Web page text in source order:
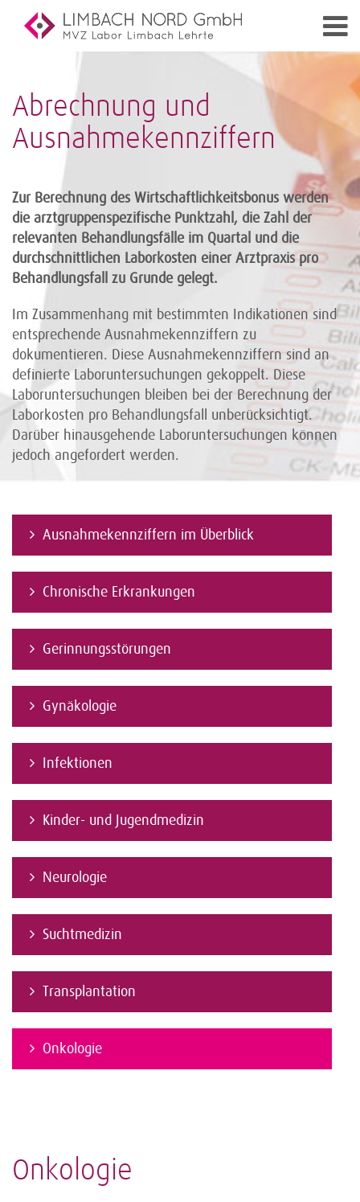
Abrechnung und
Ausnahmekennziffern
Zur Berechnung des Wirtschaftlichkeitsbonus werden
die arztgruppenspezifische Punktzahl, die Zahl der
relevanten Behandlungsfälle im Quartal und die
durchschnittlichen Laborkosten einer Arztpraxis pro
Behandlungsfall zu Grunde gelegt.
Im Zusammenhang mit bestimmten Indikationen sind
entsprechende Ausnahmekennziffern zu
dokumentieren. Diese Ausnahmekennziffern sind an
definierte Laboruntersuchungen gekoppelt. Diese
Laboruntersuchungen bleiben bei der Berechnung der
Laborkosten pro Behandlungsfall unberücksichtigt.
Darüber hinausgehende Laboruntersuchungen können
jedoch angefordert werden.
Ausnahmekennziffern im Überblick
Chronische Erkrankungen
Gerinnungsstörungen
Gynäkologie
Infektionen
Kinder- und Jugendmedizin
Neurologie
Suchtmedizin
Transplantation
Onkologie
Onkologie